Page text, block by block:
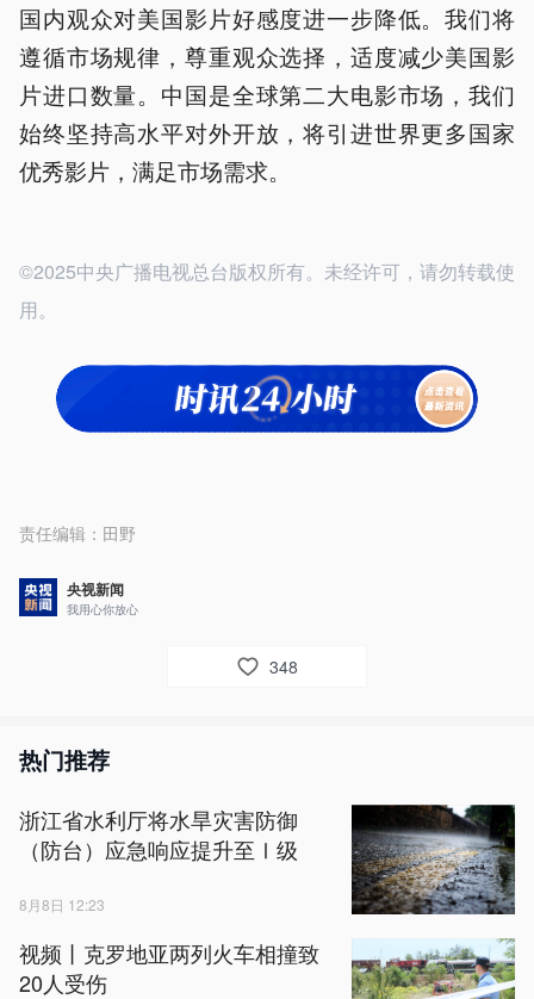
国内观众对美国影片好感度进一步降低。我们将
遵循市场规律，尊重观众选择，适度减少美国影
片进口数量。中国是全球第二大电影市场，我们
始终坚持高水平对外开放，将引进世界更多国家
优秀影片，满足市场需求。
©2025中央广播电视总台版权所有。未经许可，请勿转载使
用。
责任编辑： 田野
央视新闻
我用心你放心
348
热门推荐
浙江省水利厅将水旱灾害防御
（防台）应急响应提升至Ⅰ级
8月8日 12:23
视频丨克罗地亚两列火车相撞致
20人受伤